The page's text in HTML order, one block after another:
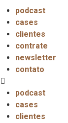
podcast
cases
clientes
contrate
newsletter
contato
podcast
cases
clientes